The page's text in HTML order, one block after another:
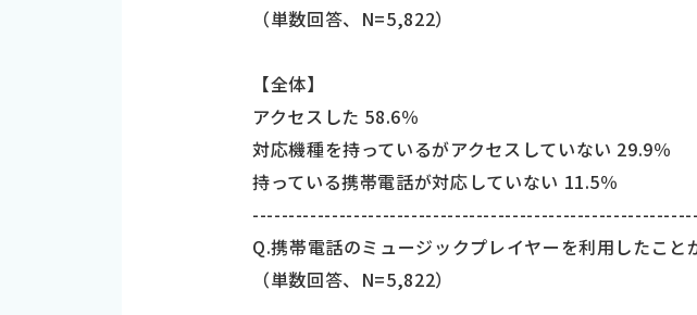
（単数回答、N=5,822）
【全体】
アクセスした 58.6％
対応機種を持っているがアクセスしていない 29.9％
持っている携帯電話が対応していない 11.5％
Q.携帯電話のミュージックプレイヤーを利用したこと
（単数回答、N=5,822）